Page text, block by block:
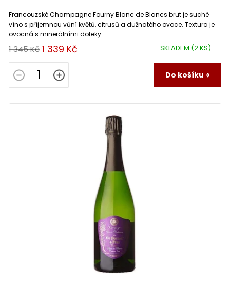
SKLADEM (2 KS)
1 345 Kč 1 339 Kč
Do košíku
Francouzské Champagne Fourny Blanc de Blancs brut je suché
víno s příjemnou vůní květů, citrusů a dužnatého ovoce. Textura je
ovocná s minerálními doteky.